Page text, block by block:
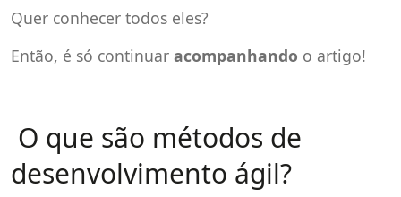
Quer conhecer todos eles?
Então, é só continuar acompanhando o artigo!
O que são métodos de
desenvolvimento ágil?